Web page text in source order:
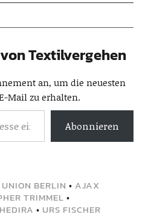
Textilvergehen
an, um die neuesten
Mail zu erhalten.
Abonnieren
UNION BERLIN • AJAX
TRIMMEL •
• URS FISCHER